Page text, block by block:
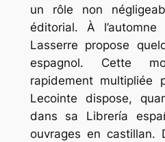
un rôle non
éditorial. À
Lasserre propose
espagnol. Cette
rapidement multipliée
Lecointe dispose,
dans sa Librería
ouvrages en castillan.